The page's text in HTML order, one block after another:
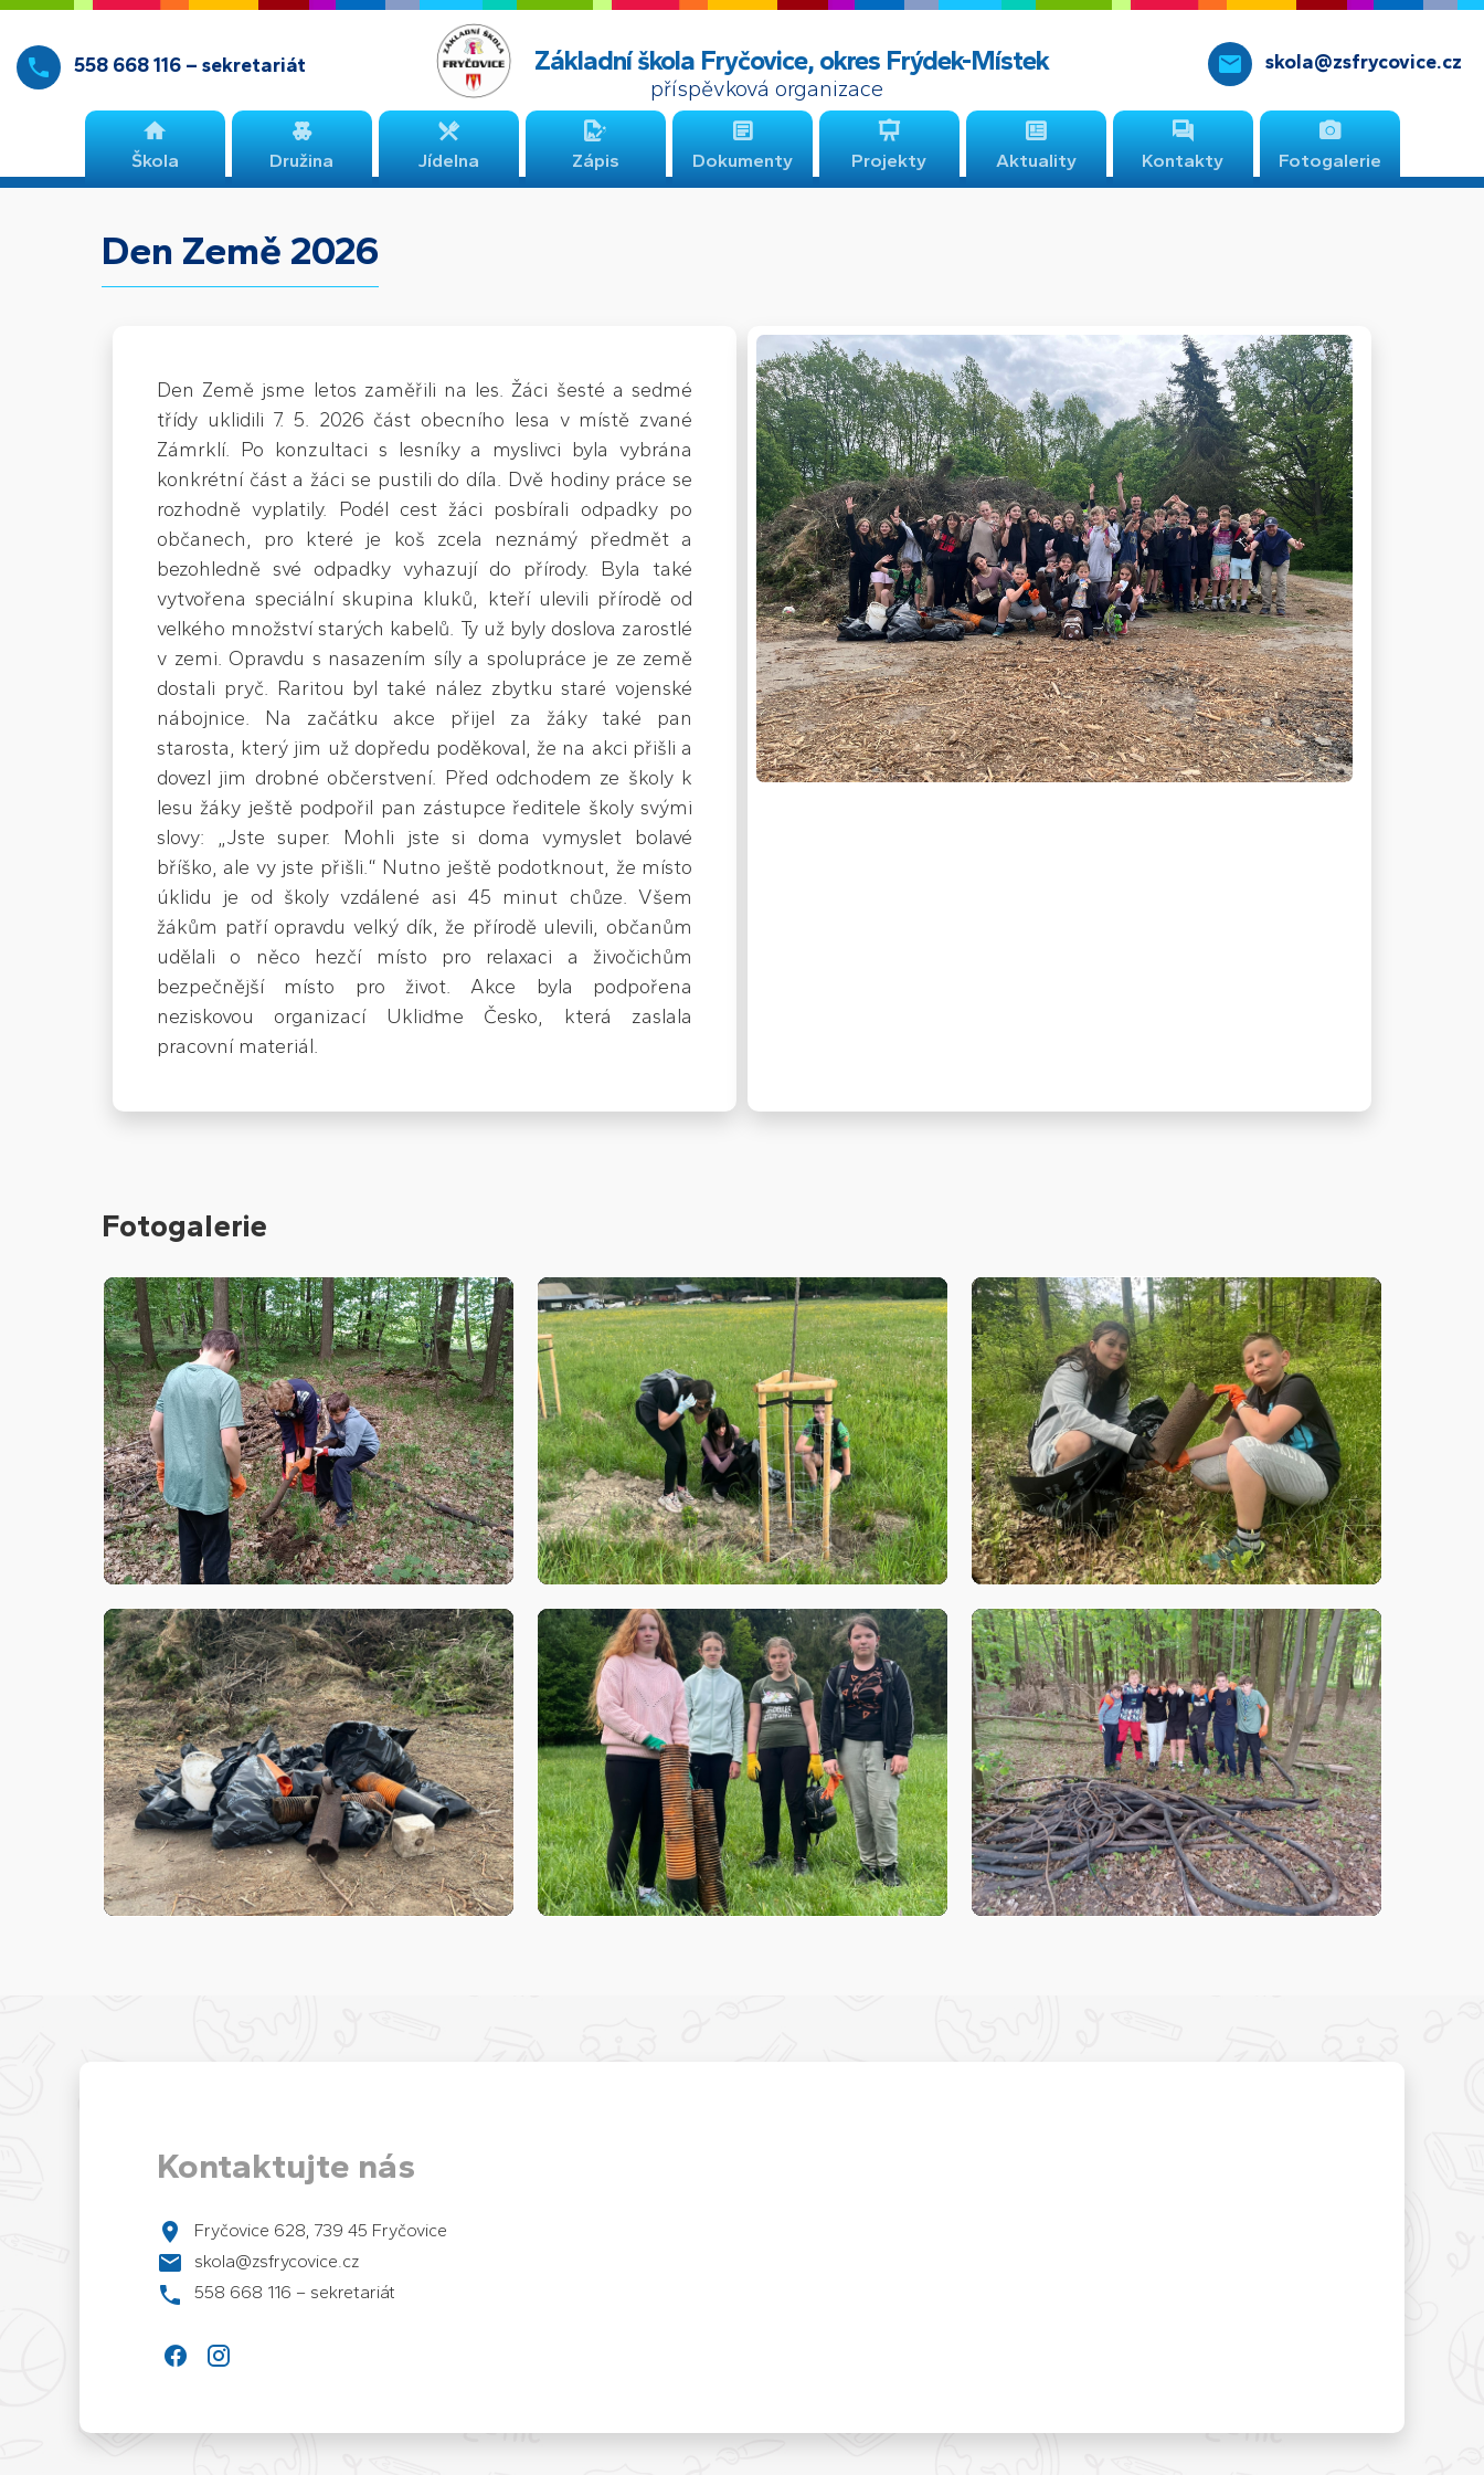
Základní škola Fryčovice, okres Frýdek-Místek
příspěvková organizace
skola@zsfrycovice.cz
558 668 116 – sekretariát
Škola Družina Jídelna Zápis Dokumenty Projekty Aktuality Kontakty Fotogalerie
Den Země 2026
Den Země jsme letos zaměřili na les. Žáci šesté a sedmé
třídy uklidili 7. 5. 2026 část obecního lesa v místě zvané
Zámrklí. Po konzultaci s lesníky a myslivci byla vybrána
konkrétní část a žáci se pustili do díla. Dvě hodiny práce se
rozhodně vyplatily. Podél cest žáci posbírali odpadky po
občanech, pro které je koš zcela neznámý předmět a
bezohledně své odpadky vyhazují do přírody. Byla také
vytvořena speciální skupina kluků, kteří ulevili přírodě od
velkého množství starých kabelů. Ty už byly doslova zarostlé
v zemi. Opravdu s nasazením síly a spolupráce je ze země
dostali pryč. Raritou byl také nález zbytku staré vojenské
nábojnice. Na začátku akce přijel za žáky také pan
starosta, který jim už dopředu poděkoval, že na akci přišli a
dovezl jim drobné občerstvení. Před odchodem ze školy k
lesu žáky ještě podpořil pan zástupce ředitele školy svými
slovy: „Jste super. Mohli jste si doma vymyslet bolavé
bříško, ale vy jste přišli.“ Nutno ještě podotknout, že místo
úklidu je od školy vzdálené asi 45 minut chůze. Všem
žákům patří opravdu velký dík, že přírodě ulevili, občanům
udělali o něco hezčí místo pro relaxaci a živočichům
bezpečnější místo pro život. Akce byla podpořena
neziskovou organizací Ukliďme Česko, která zaslala
pracovní materiál.
Fotogalerie
Kontaktujte nás
Fryčovice 628, 739 45 Fryčovice
skola@zsfrycovice.cz
558 668 116 – sekretariát